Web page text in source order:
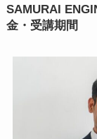
SAMURAI
金・受講期間